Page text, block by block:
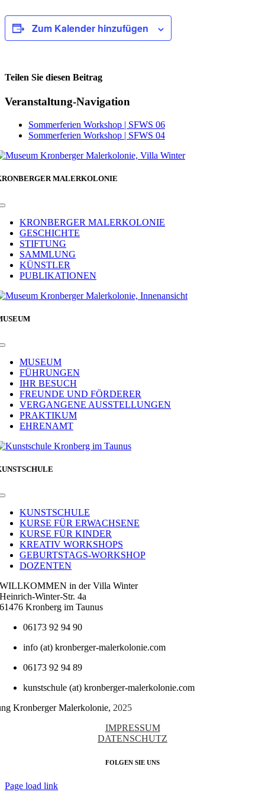
Zum Kalender hinzufügen
Teilen Sie diesen Beitrag
Facebook
Veranstaltung-Navigation
Sommerferien Workshop | SFWS 06
Sommerferien Workshop | SFWS 04
MALERKOLONIE
Toggle
NavigationKRONBERGER MALERKOLONIE
GESCHICHTE
STIFTUNG
SAMMLUNG
KÜNSTLER
PUBLIKATIONEN
Toggle
NavigationMUSEUM
FÜHRUNGEN
IHR BESUCH
FREUNDE UND FÖRDERER
VERGANGENE AUSSTELLUNGEN
PRAKTIKUM
EHRENAMT
Toggle
NavigationKUNSTSCHULE
KURSE FÜR ERWACHSENE
KURSE FÜR KINDER
KREATIV WORKSHOPS
GEBURTSTAGS-WORKSHOP
DOZENTEN
WILLKOMMEN in der Villa Winter
Heinrich-Winter-Str. 4a
61476 Kronberg im Taunus
06173 92 94 90
info (at) kronberger-malerkolonie.com
06173 92 94 89
kunstschule (at) kronberger-malerkolonie.com
Kronberger Malerkolonie, 2025
IMPRESSUM
DATENSCHUTZ
FOLGEN SIE UNS
Page load link